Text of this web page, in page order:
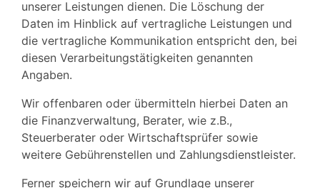
unserer Leistungen dienen. Die Löschung der
Daten im Hinblick auf vertragliche Leistungen und
die vertragliche Kommunikation entspricht den, bei
diesen Verarbeitungstätigkeiten genannten
Angaben.
Wir offenbaren oder übermitteln hierbei Daten an
die Finanzverwaltung, Berater, wie z.B.,
Steuerberater oder Wirtschaftsprüfer sowie
weitere Gebührenstellen und Zahlungsdienstleister.
Ferner speichern wir auf Grundlage unserer